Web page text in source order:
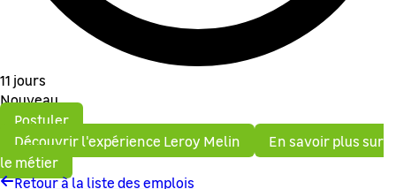
11 jours
Nouveau
Postuler
Découvrir l'expérience Leroy Melin
En savoir plus sur
le métier
Retour à la liste des emplois